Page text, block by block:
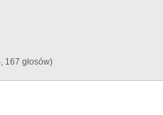
167 głosów)